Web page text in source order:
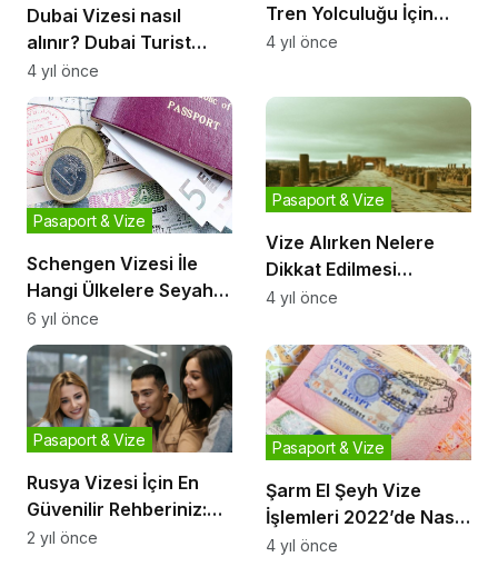
Dubai Vizesi nasıl
alınır? Dubai Turist
Vizesi için istenen
belgeler nelerdir?
4 yıl önce
Tren Yolculuğu İçin
Bilet ve Vize İşlemleri
4 yıl önce
Schengen Vizesi İle
Hangi Ülkelere Seyahat
Edilir?
Pasaport & Vize
6 yıl önce
Vize Alırken Nelere
Dikkat Edilmesi
Gerekenler
Pasaport & Vize
4 yıl önce
Rusya Vizesi İçin En
Güvenilir Rehberiniz:
Northvize.com
Pasaport & Vize
2 yıl önce
Şarm El Şeyh Vize
İşlemleri 2022’de Nasıl
Yapılır?
Pasaport & Vize
4 yıl önce